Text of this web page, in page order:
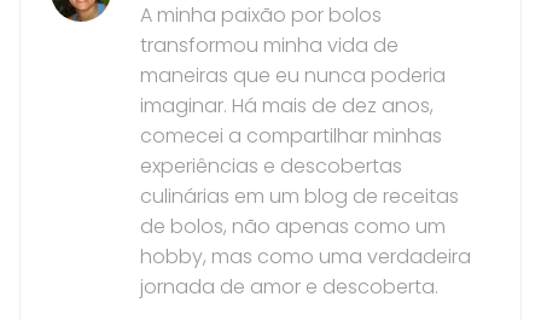
A minha paixão por bolos
transformou minha vida de
maneiras que eu nunca poderia
imaginar. Há mais de dez anos,
comecei a compartilhar minhas
experiências e descobertas
culinárias em um blog de receitas
de bolos, não apenas como um
hobby, mas como uma verdadeira
jornada de amor e descoberta.